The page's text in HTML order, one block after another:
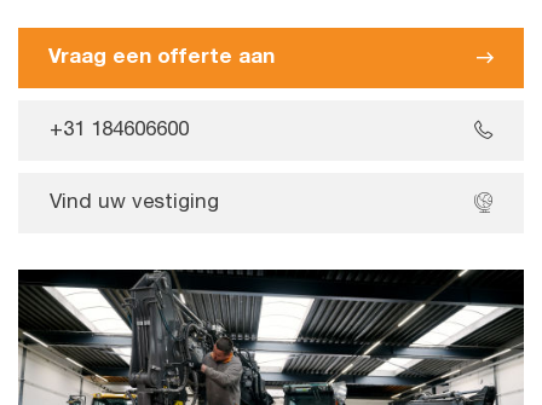
Vraag een offerte aan
+31 184606600
Vind uw vestiging